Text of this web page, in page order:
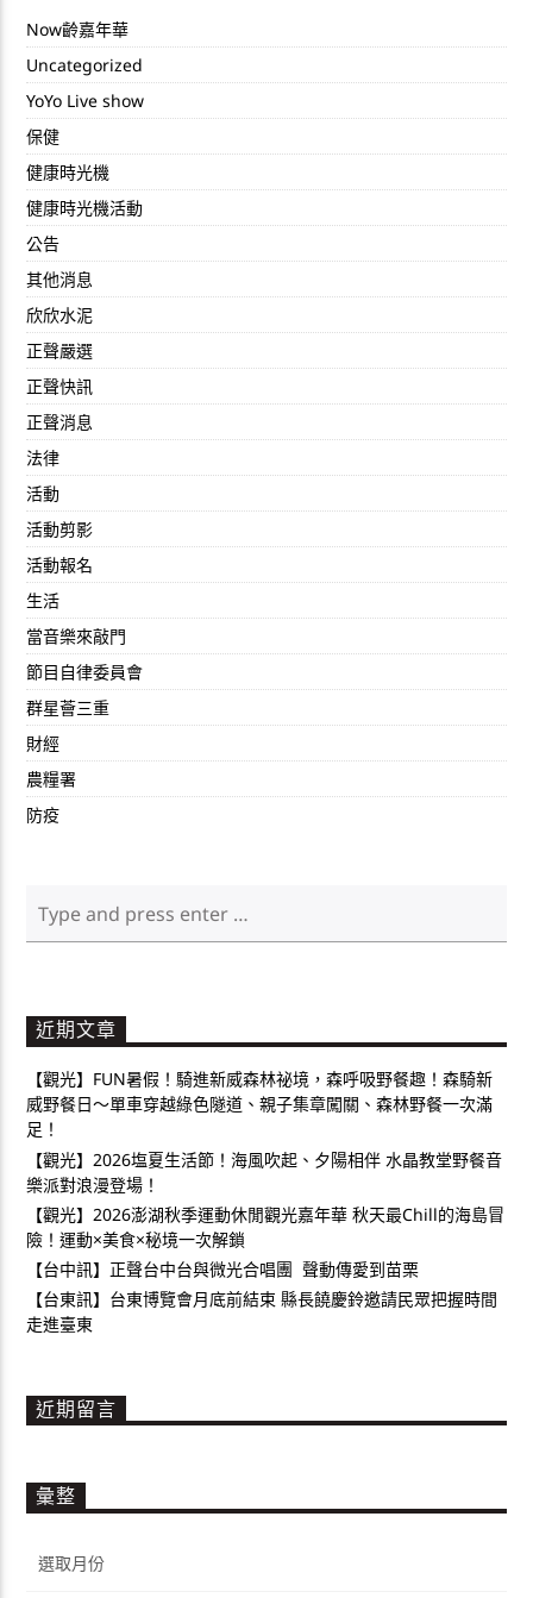
Now齡嘉年華
Uncategorized
YoYo Live show
保健
健康時光機
健康時光機活動
公告
其他消息
欣欣水泥
正聲嚴選
正聲快訊
正聲消息
法律
活動
活動剪影
活動報名
生活
當音樂來敲門
節目自律委員會
群星薈三重
財經
農糧署
防疫
近期文章
【觀光】FUN暑假！騎進新威森林祕境，森呼吸野餐趣！森騎新
威野餐日～單車穿越綠色隧道、親子集章闖關、森林野餐一次滿
足！
【觀光】2026塩夏生活節！海風吹起、夕陽相伴 水晶教堂野餐音
樂派對浪漫登場！
【觀光】2026澎湖秋季運動休閒觀光嘉年華 秋天最Chill的海島冒
險！運動×美食×秘境一次解鎖
【台中訊】正聲台中台與微光合唱團 聲動傳愛到苗栗
【台東訊】台東博覽會月底前結束 縣長饒慶鈴邀請民眾把握時間
走進臺東
近期留言
彙整
整